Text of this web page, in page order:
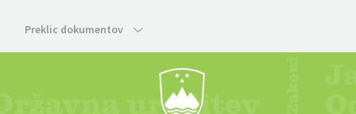
Preklic dokumentov